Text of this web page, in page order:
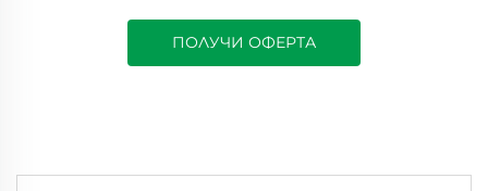
ПОЛУЧИ ОФЕРТА